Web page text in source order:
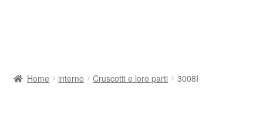
Home interno Cruscotti e loro parti 3008I